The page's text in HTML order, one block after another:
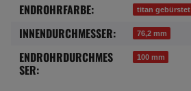
ENDROHRFARBE: titan gebürstet
INNENDURCHMESSER: 76,2 mm
ENDROHRDURCHMES
SER:
100 mm